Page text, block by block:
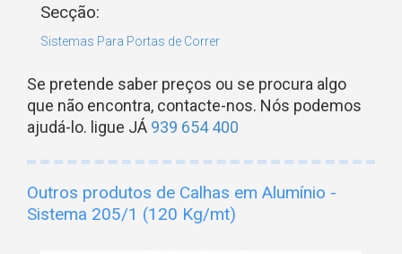
Secção:
Sistemas Para Portas de Correr
Se pretende saber preços ou se procura algo
que não encontra, contacte-nos. Nós podemos
ajudá-lo. ligue JÁ 939 654 400
Outros produtos de Calhas em Alumínio -
Sistema 205/1 (120 Kg/mt)